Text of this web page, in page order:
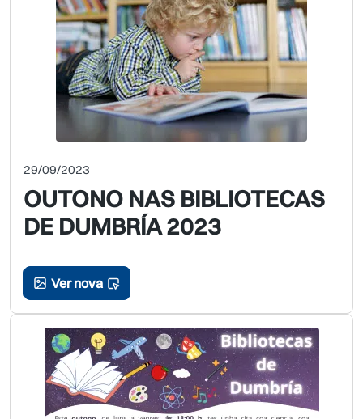
29/09/2023
OUTONO NAS BIBLIOTECAS
DE DUMBRÍA 2023
Ver nova